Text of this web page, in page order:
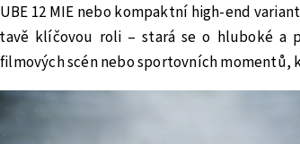
12 MIE nebo kompaktní high-end
klíčovou roli – stará se o hluboké a
scén nebo sportovních momentů,